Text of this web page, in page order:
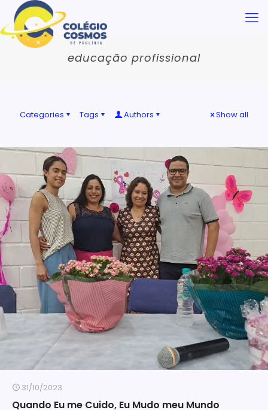
educação profissional
Categories Tags Authors Show all
31/10/2023
Quando Eu me Cuido, Eu Mudo meu Mundo